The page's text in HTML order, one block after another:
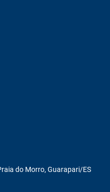
do Morro, Guarapari/ES